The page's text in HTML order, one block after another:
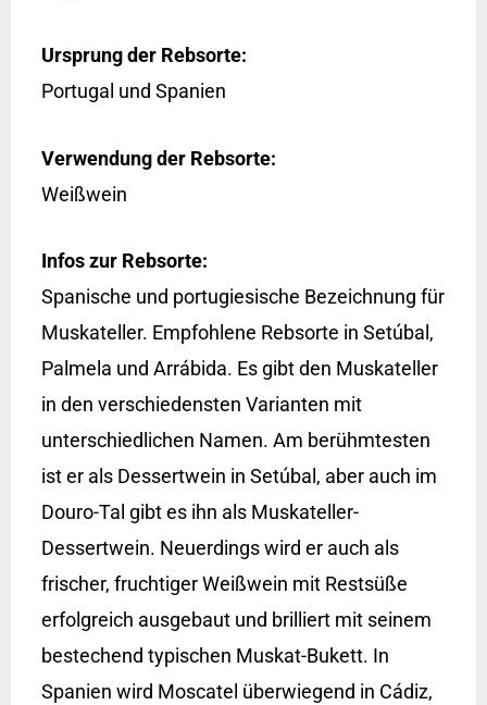
Ursprung der Rebsorte:
Portugal und Spanien
Verwendung der Rebsorte:
Weißwein
Infos zur Rebsorte:
Spanische und portugiesische Bezeichnung für
Muskateller. Empfohlene Rebsorte in Setúbal,
Palmela und Arrábida. Es gibt den Muskateller
in den verschiedensten Varianten mit
unterschiedlichen Namen. Am berühmtesten
ist er als Dessertwein in Setúbal, aber auch im
Douro-Tal gibt es ihn als Muskateller-
Dessertwein. Neuerdings wird er auch als
frischer, fruchtiger Weißwein mit Restsüße
erfolgreich ausgebaut und brilliert mit seinem
bestechend typischen Muskat-Bukett. In
Spanien wird Moscatel überwiegend in Cádiz,